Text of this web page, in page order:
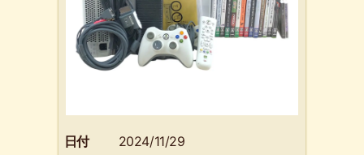
日付 2024/11/29